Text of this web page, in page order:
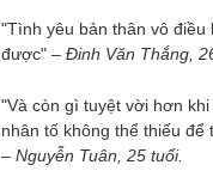
"Tình yêu bản thân vô điều
được" – Đinh Văn Thắng,
"Và còn gì tuyệt vời hơn
nhân tố không thể thiếu
– Nguyễn Tuân, 25 tuổi.